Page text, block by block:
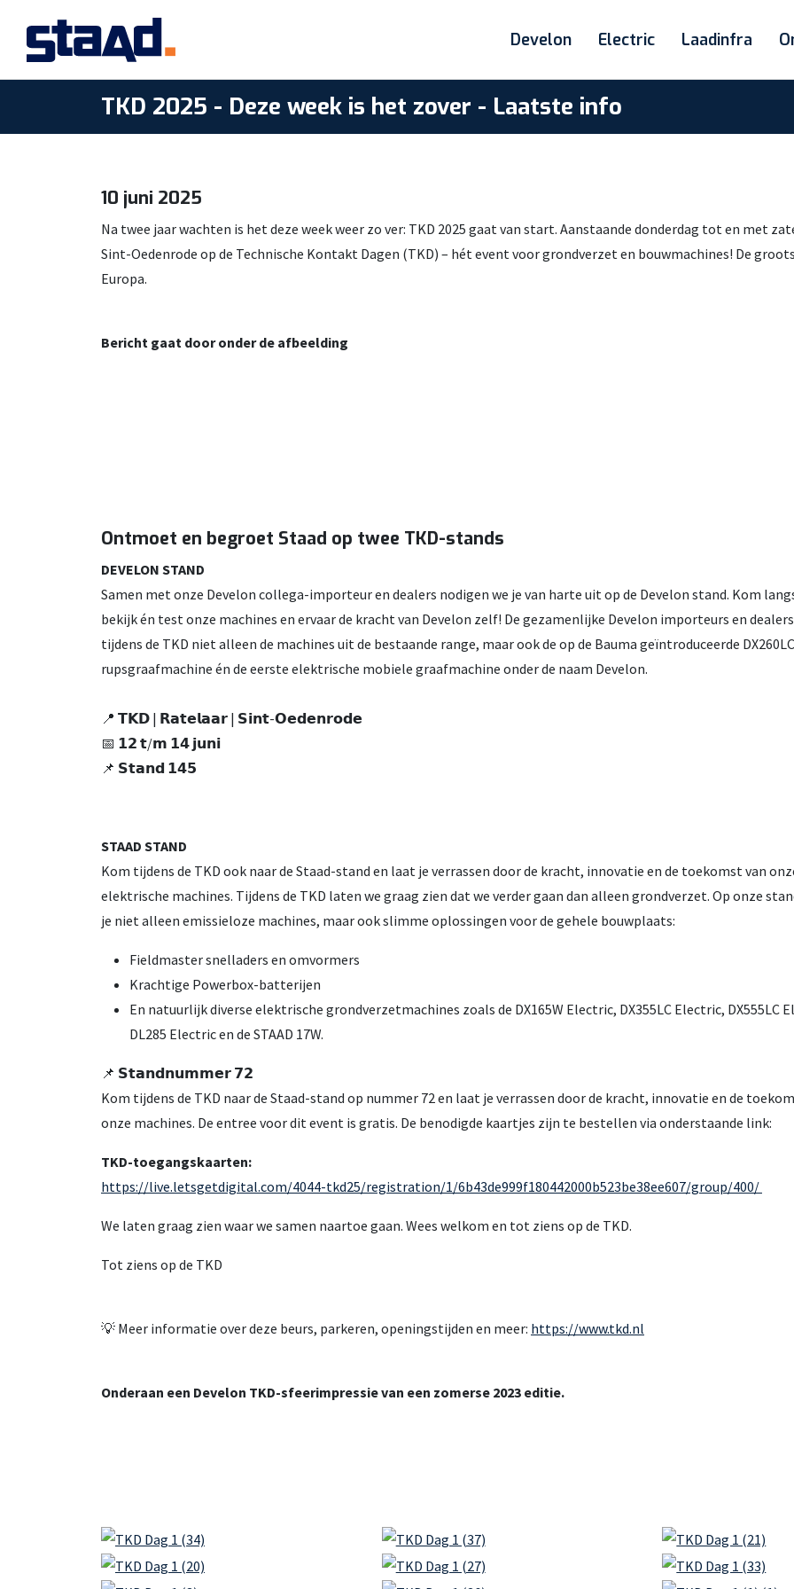
Develon Electric Laadinfra
TKD 2025 - Deze week is het zover - Laatste info
10 juni 2025
Na twee jaar wachten is het deze week weer zo ver: TKD 2025 gaat van start. Aanstaande donderdag tot en met
Sint-Oedenrode op de Technische Kontakt Dagen (TKD) – hét event voor grondverzet en bouwmachines! De
Europa.
Bericht gaat door onder de afbeelding
Ontmoet en begroet Staad op twee TKD-stands
DEVELON STAND
Samen met onze Develon collega-importeur en dealers nodigen we je van harte uit op de Develon stand. Kom
bekijk én test onze machines en ervaar de kracht van Develon zelf! De gezamenlijke Develon importeurs en
tijdens de TKD niet alleen de machines uit de bestaande range, maar ook de op de Bauma geïntroduceerde
rupsgraafmachine én de eerste elektrische mobiele graafmachine onder de naam Develon.
📍 𝗧𝗞𝗗 | 𝗥𝗮𝘁𝗲𝗹𝗮𝗮𝗿 | 𝗦𝗶𝗻𝘁-𝗢𝗲𝗱𝗲𝗻𝗿𝗼𝗱𝗲
📅 𝟭𝟮 𝘁/𝗺 𝟭𝟰 𝗷𝘂𝗻𝗶
📌 𝗦𝘁𝗮𝗻𝗱 𝟭𝟰𝟱
STAAD STAND
Kom tijdens de TKD ook naar de Staad-stand en laat je verrassen door de kracht, innovatie en de toekomst van
elektrische machines. Tijdens de TKD laten we graag zien dat we verder gaan dan alleen grondverzet. Op onze
je niet alleen emissieloze machines, maar ook slimme oplossingen voor de gehele bouwplaats:
Fieldmaster snelladers en omvormers
Krachtige Powerbox-batterijen
En natuurlijk diverse elektrische grondverzetmachines zoals de DX165W Electric, DX355LC Electric, DX555LC
DL285 Electric en de STAAD 17W.
📌 𝗦𝘁𝗮𝗻𝗱𝗻𝘂𝗺𝗺𝗲𝗿 𝟳𝟮
Kom tijdens de TKD naar de Staad-stand op nummer 72 en laat je verrassen door de kracht, innovatie en de
onze machines. De entree voor dit event is gratis. De benodigde kaartjes zijn te bestellen via onderstaande link:
TKD-toegangskaarten:
https://live.letsgetdigital.com/4044-tkd25/registration/1/6b43de999f180442000b523be38ee607/group/400/
We laten graag zien waar we samen naartoe gaan. Wees welkom en tot ziens op de TKD.
Tot ziens op de TKD
💡 Meer informatie over deze beurs, parkeren, openingstijden en meer: https://www.tkd.nl
Onderaan een Develon TKD-sfeerimpressie van een zomerse 2023 editie.